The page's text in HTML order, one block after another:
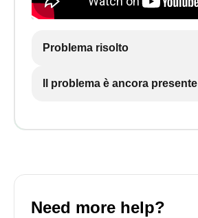
Problema risolto
Il problema è ancora presente
Need more help?